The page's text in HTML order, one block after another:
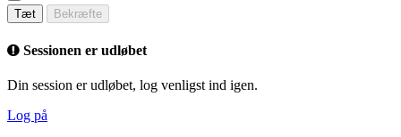
Tæt Bekræfte
Sessionen er udløbet
Din session er udløbet, log venligst ind igen.
Log på